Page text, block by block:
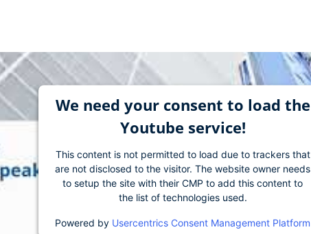
We need your consent to load the
Youtube service!
This content is not permitted to load due to trackers that
are not disclosed to the visitor. The website owner needs
to setup the site with their CMP to add this content to
the list of technologies used.
Powered by Usercentrics Consent Management Platform